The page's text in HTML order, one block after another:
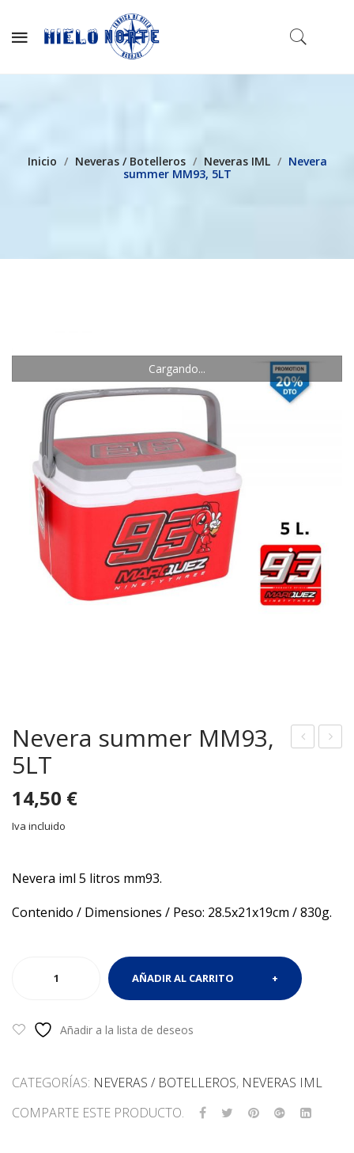
Inicio / Neveras / Botelleros / Neveras IML / Nevera
summer MM93, 5LT
Cargando...
ble mm
Nevera summer MM93,
5LT
14,50 €
Iva incluido
Nevera iml 5 litros mm93.
Contenido / Dimensiones / Peso: 28.5x21x19cm / 830g.
5LT
AÑADIR AL CARRITO
Añadir a la lista de deseos
CATEGORÍAS: NEVERAS / BOTELLEROS, NEVERAS IML
COMPARTE ESTE PRODUCTO.